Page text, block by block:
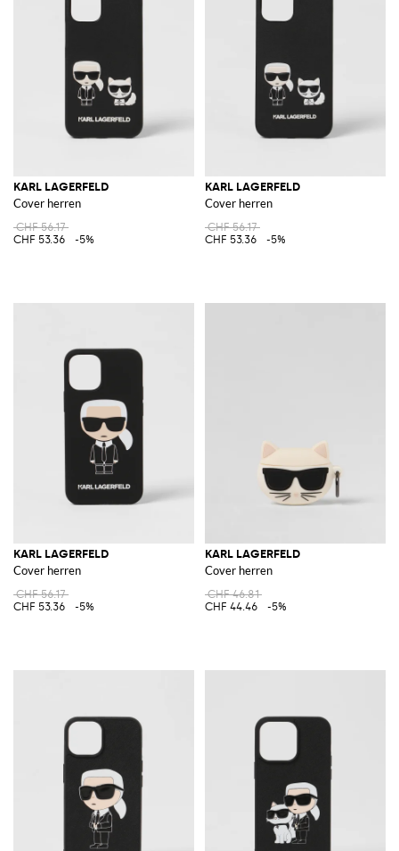
KARL LAGERFELD
Cover herren
CHF 56.17
CHF 53.36
-5%
KARL LAGERFELD
Cover herren
CHF 56.17
CHF 53.36
-5%
KARL LAGERFELD
Cover herren
CHF 56.17
CHF 53.36
-5%
KARL LAGERFELD
Cover herren
CHF 46.81
CHF 44.46
-5%